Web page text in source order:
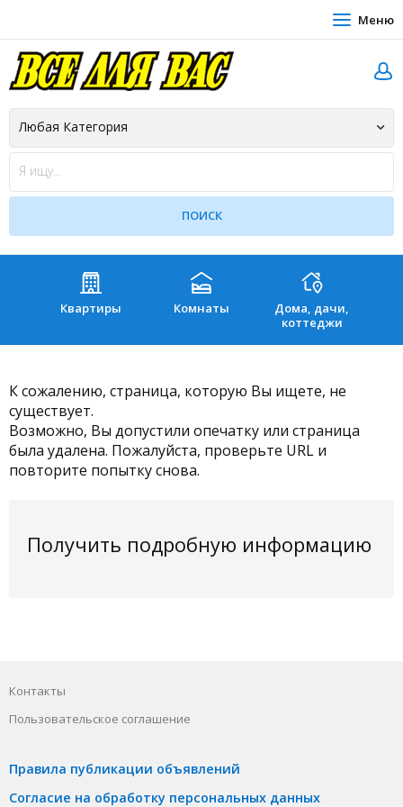
Меню
Квартиры Комнаты
Дома, дачи,
коттеджи
К сожалению, страница, которую Вы ищете, не
существует.
Возможно, Вы допустили опечатку или страница
была удалена. Пожалуйста, проверьте URL и
повторите попытку снова.
Получить подробную информацию
Контакты
Пользовательское соглашение
Правила публикации объявлений
Согласие на обработку персональных данных